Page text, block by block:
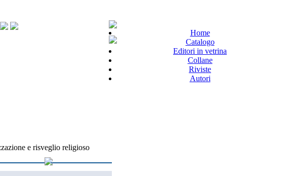
Home
Catalogo
Editori in vetrina
Collane
Riviste
Autori
e risveglio religioso